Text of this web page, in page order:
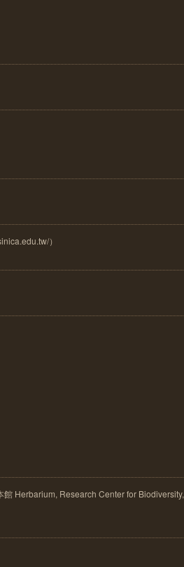
）
Herbarium, Research Center for Biodiversity,